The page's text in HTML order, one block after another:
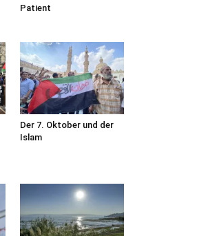
Patient
Der 7. Oktober und der
Islam